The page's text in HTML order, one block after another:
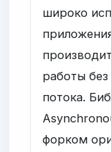
широко
работы
потока.
форком